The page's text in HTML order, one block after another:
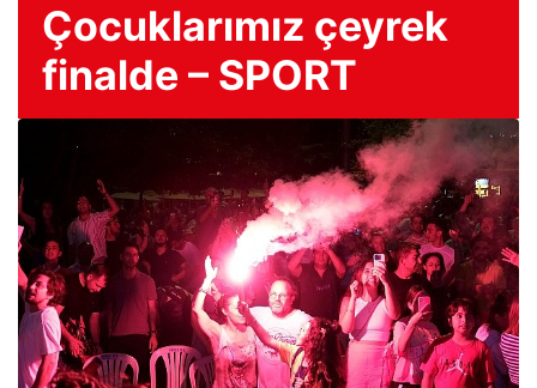
Çocuklarımız çeyrek
finalde – SPORT